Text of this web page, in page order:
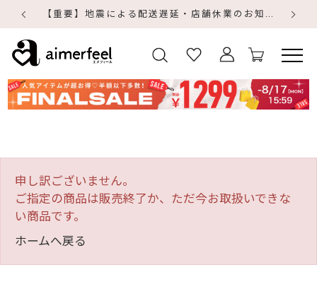
【重要】地震による配送遅延・店舗休業のお知らせ
申し訳ございません。
ご指定の商品は販売終了か、ただ今お取扱いできな
い商品です。
ホームへ戻る